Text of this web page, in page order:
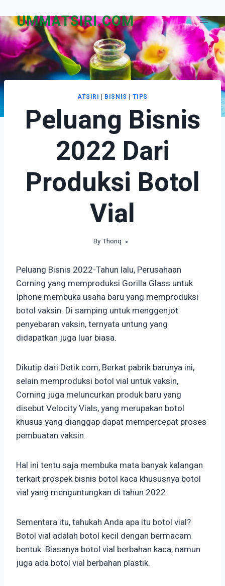
to
content
ATSIRI | BISNIS | TIPS
Peluang Bisnis
2022 Dari
Produksi Botol
Vial
By ThoriqJanuary 19, 2022
Peluang Bisnis 2022-Tahun lalu, Perusahaan
Corning yang memproduksi Gorilla Glass untuk
Iphone membuka usaha baru yang memproduksi
botol vaksin. Di samping untuk menggenjot
penyebaran vaksin, ternyata untung yang
didapatkan juga luar biasa.
Dikutip dari Detik.com, Berkat pabrik barunya ini,
selain memproduksi botol vial untuk vaksin,
Corning juga meluncurkan produk baru yang
disebut Velocity Vials, yang merupakan botol
khusus yang dianggap dapat mempercepat proses
pembuatan vaksin.
Hal ini tentu saja membuka mata banyak kalangan
terkait prospek bisnis botol kaca khususnya botol
vial yang menguntungkan di tahun 2022.
Sementara itu, tahukah Anda apa itu botol vial?
Botol vial adalah botol kecil dengan bermacam
bentuk. Biasanya botol vial berbahan kaca, namun
juga ada botol vial berbahan plastik.